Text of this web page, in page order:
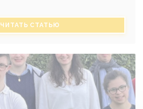
ЧИТАТЬ СТАТЬЮ((ОТКРЫВАЕТСЯ В